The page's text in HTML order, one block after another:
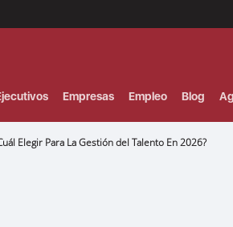
Empresas Empleo Blog
Elegir Para La Gestión del Talento En 2026?